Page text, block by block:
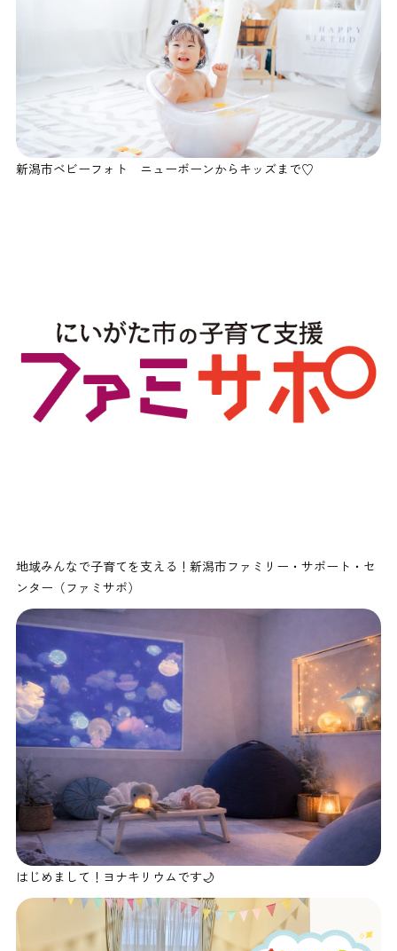
新潟市ベビーフォト ニューボーンからキッズまで♡
地域みんなで子育てを支える！新潟市ファミリー・サポート・セ
ンター（ファミサポ）
はじめまして！ヨナキリウムです🌙